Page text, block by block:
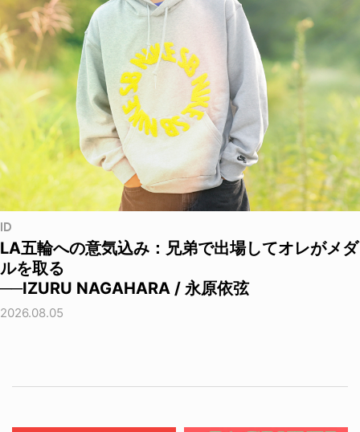
ID
LA五輪への意気込み：兄弟で出場してオレがメダ
ルを取る
──IZURU NAGAHARA / 永原依弦
2026.08.05